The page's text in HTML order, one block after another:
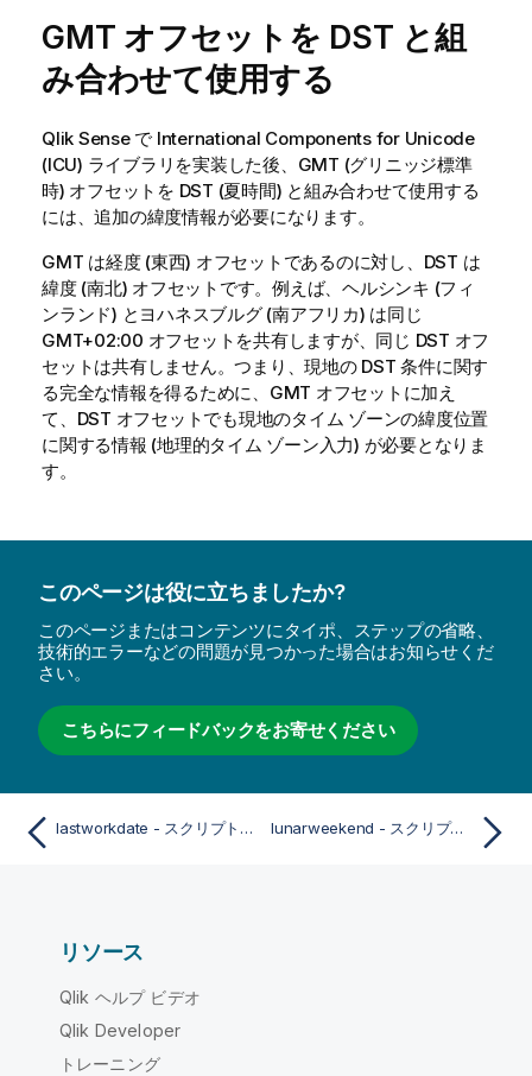
GMT オフセットを DST と組
み合わせて使用する
Qlik Senseで International Components for Unicode
(ICU) ライブラリを実装した後、GMT (グリニッジ標準
時) オフセットを DST (夏時間) と組み合わせて使用する
には、追加の緯度情報が必要になります。
GMT は経度 (東西) オフセットであるのに対し、DST は
緯度 (南北) オフセットです。例えば、ヘルシンキ (フィ
ンランド) とヨハネスブルグ (南アフリカ) は同じ
GMT+02:00 オフセットを共有しますが、同じ DST オフ
セットは共有しません。つまり、現地の DST 条件に関す
る完全な情報を得るために、GMT オフセットに加え
て、DST オフセットでも現地のタイム ゾーンの緯度位置
に関する情報 (地理的タイム ゾーン入力) が必要となりま
す。
このページは役に立ちましたか?
このページまたはコンテンツにタイポ、ステップの省略、
技術的エラーなどの問題が見つかった場合はお知らせくだ
さい。
こちらにフィードバックをお寄せください
lastworkdate - スクリプトおよびチャート関数 lunarweekend - スクリプトおよびチャート関数
リソース
Qlik ヘルプ ビデオ
Qlik Developer
トレーニング